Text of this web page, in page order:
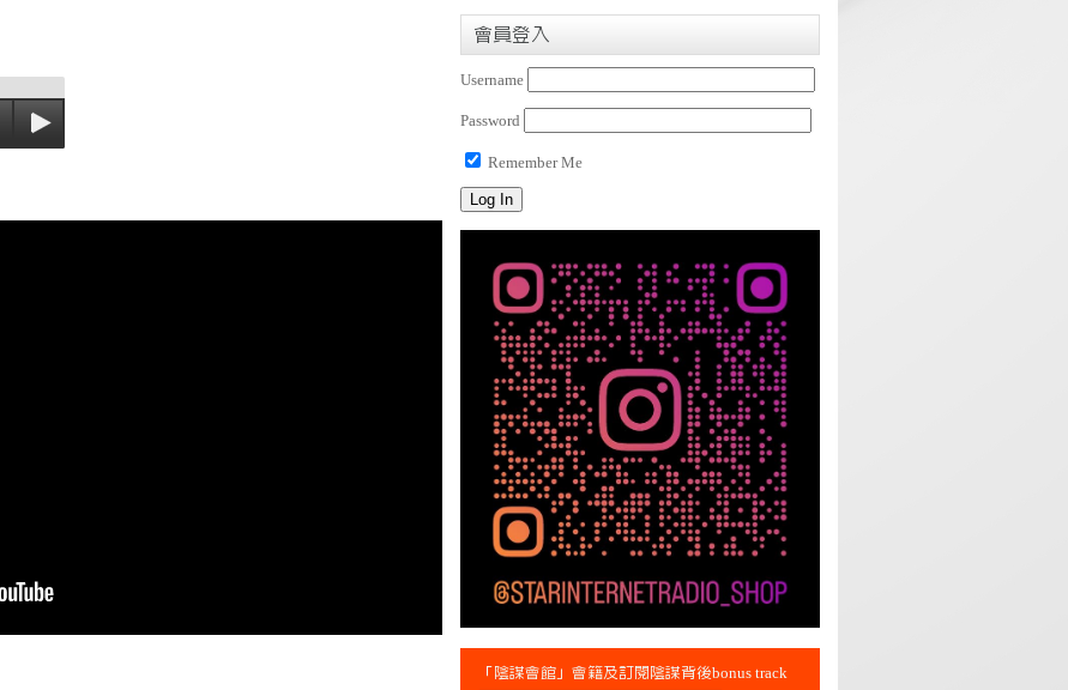
會員登入
Username
Password
Remember Me
「陰謀會館」會籍及訂閱陰謀背後bonus track